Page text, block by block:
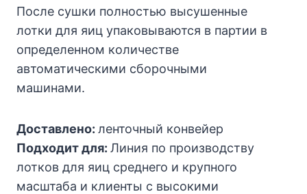
После сушки полностью высушенные
лотки для яиц упаковываются в партии в
определенном количестве
автоматическими сборочными
машинами.
Доставлено: ленточный конвейер
Подходит для: Линия по производству
лотков для яиц среднего и крупного
масштаба и клиенты с высокими